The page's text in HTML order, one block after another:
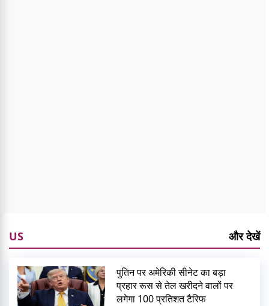
US और देखें
पुतिन पर अमेरिकी सीनेट का बड़ा
प्रहार रूस से तेल खरीदने वालों पर
लगेगा 100 प्रतिशत टैरिफ